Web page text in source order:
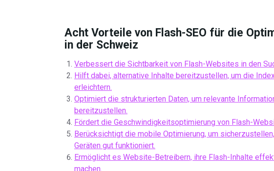
Acht Vorteile von Flash-SEO für die
in der Schweiz
Verbessert die Sichtbarkeit von Flash-Websites in den
Hilft dabei, alternative Inhalte bereitzustellen, um die
erleichtern.
Optimiert die strukturierten Daten, um relevante
bereitzustellen.
Fördert die Geschwindigkeitsoptimierung von Flash-
Berücksichtigt die mobile Optimierung, um
Geräten gut funktioniert.
Ermöglicht es Website-Betreibern, ihre Flash-Inhalte
machen.